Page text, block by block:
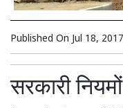
Published On Jul 18,
सरकारी